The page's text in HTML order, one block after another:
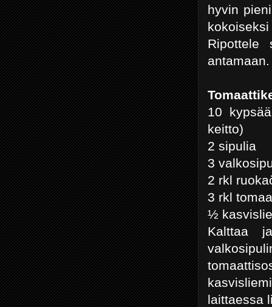
hyvin
Ripottele
10
keitto)
2 sipulia
3
2 rkl
3 rkl
½
Kalttaa
laittaessa